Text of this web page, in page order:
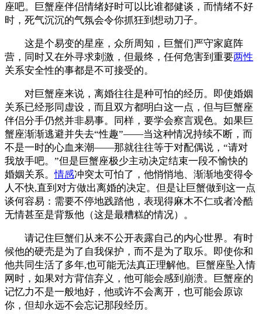
座吧。巨蟹座伴侣情绪好时可以比谁都健谈，而情绪不好
时，死气沉沉的气氛会令你抓狂到想动刀子。
这是个易变的星座，众所周知，巨蟹们严守家庭阵
营，同时又在外寻求刺激，但最终，任何危害到重要两性
关系安全性的事都是不可接受的。
对巨蟹座来说，离婚往往是种可怕的经历。即使婚姻
关系已经形同虚设，而且双方都明白这一点，但与巨蟹座
伴侣分手仍然并非易事。同样，要学会察言观色。如果巨
蟹座渐渐逃避并失去“性趣”——当这种情况持续不断，而
不是一时的心血来潮——那就往往等于对配偶说，“请对
我放手吧。”但是巨蟹座极少主动决定结束一段不愉快的
婚姻关系。情感冲突太可怕了，他悄悄地、渐渐地变得令
人不快,直到对方做出离婚的决定。但是让巨蟹做到这一点
谈何容易：需要不停地践踏他，表现得麻木不仁或者冷酷
无情甚至是背叛他（这是最糟糕的情况）。
请记住巨蟹们从来不公开表露自己的内心世界。有时
候他的硬壳是为了自我保护，而不是为了取乐。即使你和
他共同生活了多年,也可能无法真正理解他。巨蟹座坠入情
网时，如果对方背信弃义，他可能会感到崩溃。巨蟹座的
记忆力不是一般地好，他或许不会离开，也可能会原谅
你，但却永远不会忘记那段经历。